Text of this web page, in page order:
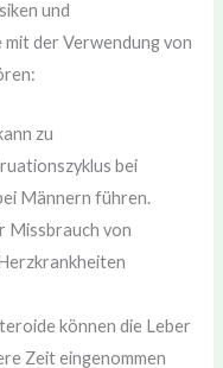
und
mit der Verwendung von
zu
bei
Männern führen.
Missbrauch von
können die Leber
Zeit eingenommen